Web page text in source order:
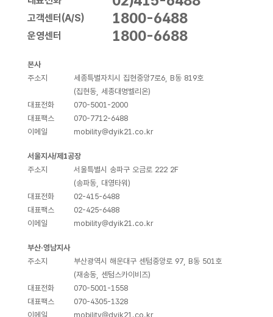
고객센터(A/S) 1800-6488
운영센터 1800-6688
본사
주소지
세종특별자치시 집현중앙7로6, B동 819호
(집현동, 세종대명벨리온)
대표전화
070-5001-2000
대표팩스
070-7712-6488
이메일
mobility@dyik21.co.kr
서울지사/제1공장
주소지
서울특별시 송파구 오금로 222 2F
(송파동, 대영타워)
대표전화
02-415-6488
대표팩스
02-425-6488
이메일
mobility@dyik21.co.kr
부산·영남지사
주소지
부산광역시 해운대구 센텀중앙로 97, B동 501호
(재송동, 센텀스카이비즈)
대표전화
070-5001-1558
대표팩스
070-4305-1328
이메일
mobility@dyik21.co.kr